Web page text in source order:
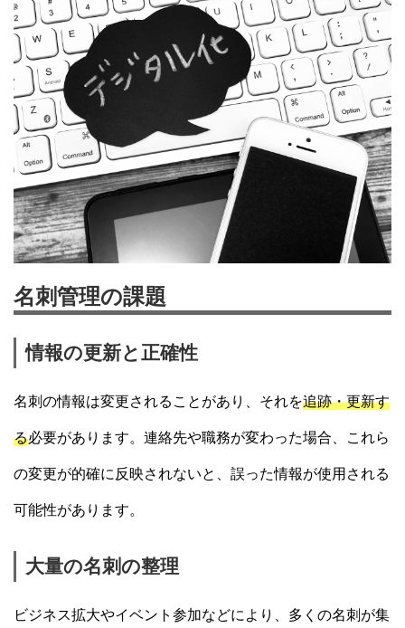
名刺管理の課題
情報の更新と正確性
名刺の情報は変更されることがあり、それを追跡・更新す
る必要があります。連絡先や職務が変わった場合、これら
の変更が的確に反映されないと、誤った情報が使用される
可能性があります。
大量の名刺の整理
ビジネス拡大やイベント参加などにより、多くの名刺が集